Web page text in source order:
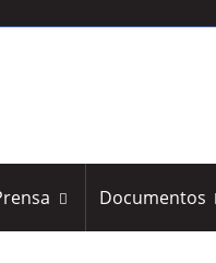
Documentos